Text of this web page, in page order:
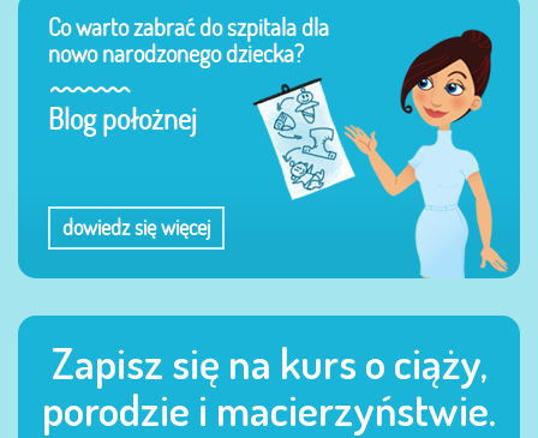
Co warto zabrać do szpitala dla
nowo narodzonego dziecka?
Blog położnej
dowiedz się więcej
Zapisz się na kurs o ciąży,
porodzie i macierzyństwie.